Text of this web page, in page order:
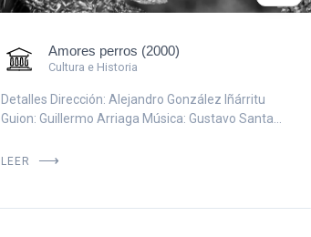
Amores perros (2000)
Cultura e Historia
Detalles Dirección: Alejandro González Iñárritu
Guion: Guillermo Arriaga Música: Gustavo Santa...
LEER